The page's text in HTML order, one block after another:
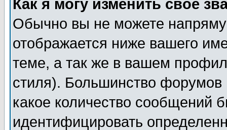
Как я могу изменить свое
Обычно вы не можете
отображается ниже вашего
теме, а так же в вашем
стиля). Большинство форумов
какое количество сообщений
идентифицировать